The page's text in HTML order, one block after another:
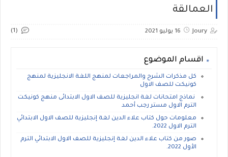
العمالقة
Joury 16 يوليو 2021 (1)
اقسام الموضوع
كل مذكرات الشرح والمراجعات لمنهج اللغة الانجليزية لمنهج
كونيكت للصف الاول
نماذج امتحانات لغة انجليزية للصف الاول الابتدائى منهج كونيكت
الترم الاول مستر رجب أحمد
معلومات حول كتاب علاء الدين لغة إنجليزية للصف الاول الابتدائي
الترم الاول 2022.
صور من كتاب علاء الدين لغة إنجليزية للصف الاول الابتدائي الترم
الأول 2022.